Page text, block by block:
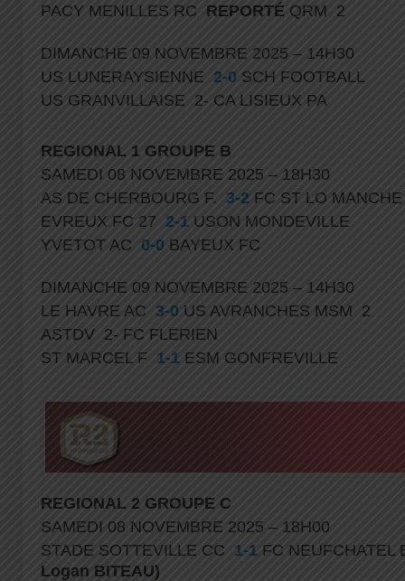
PACY MENILLES RC REPORTÉ QRM 2
DIMANCHE 09 NOVEMBRE 2025 – 14H30
US LUNERAYSIENNE 2-0 SCH FOOTBALL
US GRANVILLAISE 2- CA LISIEUX PA
REGIONAL 1 GROUPE B
SAMEDI 08 NOVEMBRE 2025 – 18H30
AS DE CHERBOURG F. 3-2 FC ST LO
EVREUX FC 27 2-1 USON MONDEVILLE
YVETOT AC 0-0 BAYEUX FC
DIMANCHE 09 NOVEMBRE 2025 – 14H30
LE HAVRE AC 3-0 US AVRANCHES MSM 2
ASTDV 2- FC FLERIEN
ST MARCEL F 1-1 ESM GONFREVILLE
REGIONAL 2 GROUPE C
SAMEDI 08 NOVEMBRE 2025 – 18H00
STADE SOTTEVILLE CC 1-1 FC
Logan BITEAU)